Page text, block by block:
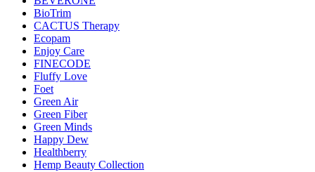
BioTrim
CACTUS Therapy
Ecopam
Enjoy Care
FINECODE
Fluffy Love
Foet
Green Air
Green Fiber
Green Minds
Happy Dew
Healthberry
Hemp Beauty Collection